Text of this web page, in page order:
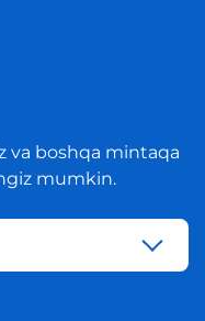
va boshqa mintaqa
mumkin.